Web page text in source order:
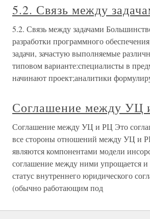
5.2. Связь между
5.2. Связь между задачами
разработки программного обеспечения
задачи, зачастую выполняемые
типовом варианте:специалисты в
начинают проект;аналитики
Соглашение между УЦ
Соглашение между УЦ и РЦ Это
все стороны отношений между УЦ и
являются компонентами модели
соглашение между ними упрощается и
статус внутреннего юридического
(обычно работающим под